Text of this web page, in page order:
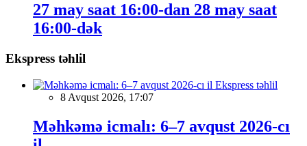
27 may saat 16:00-dan 28 may saat
16:00-dək
Ekspress təhlil
Ekspress təhlil
8 Avqust 2026, 17:07
Məhkəmə icmalı: 6–7 avqust 2026-cı